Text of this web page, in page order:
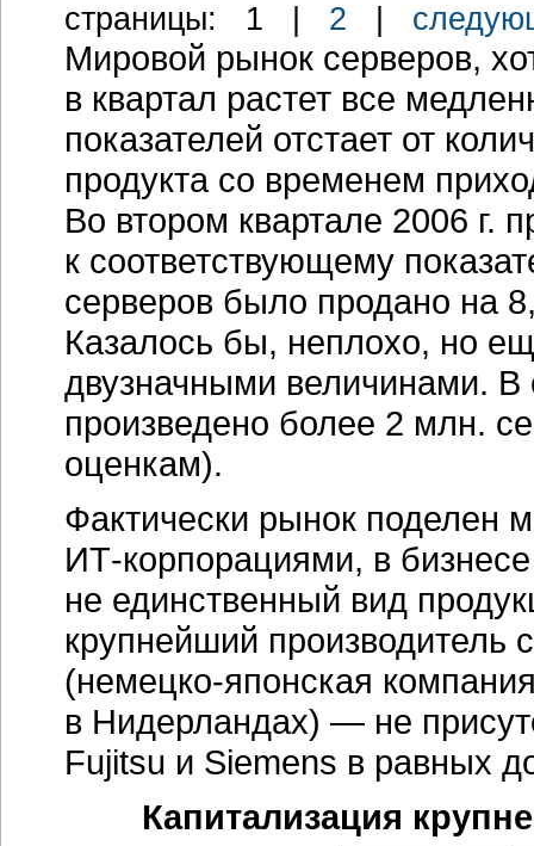
cтраницы: 1 2
Мировой рынок серверов,
в квартал растет все
показателей отстает от
продукта со временем
Во втором квартале 2006 г.
к соответствующему
серверов было продано на
Казалось бы, неплохо, но
двузначными величинами. В
произведено более 2 млн.
оценкам).
Фактически рынок поделен
ИТ-корпорациями, в
не единственный вид
крупнейший
(немецко-японская
в Нидерландах) — не
Fujitsu и Siemens в равных
Капитализация